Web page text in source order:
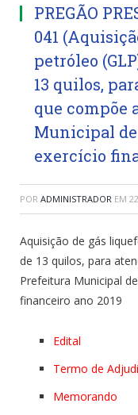
PREGÃO
041
petróleo
13 quilos,
que compõe
Municipal
exercício
POR ADMINISTRADOR EM
Aquisição de gás
de 13 quilos, para
Prefeitura Municipal
financeiro ano 2019
Edital
Termo de
Memorando